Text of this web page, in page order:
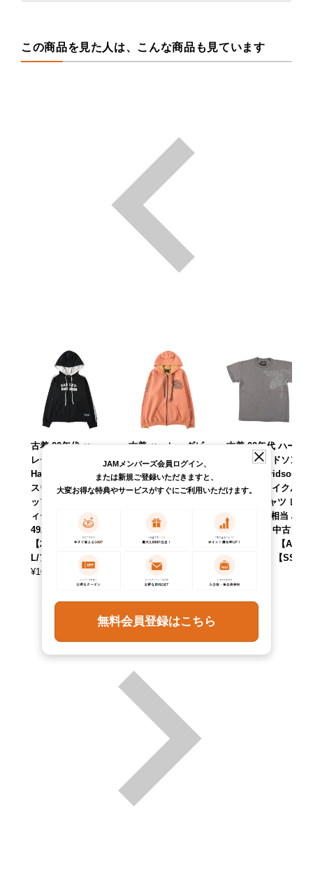
この商品を見た人は、こんな商品も見ています
古着 00年代 ハー
レーダビッドソン
Harley-Davidson
スウェットフルジ
ップパーカー レデ
ィースL相当 /eaa6
49222 【中古】
【260608】 【ADE
L/アデル】
¥10,890
古着 ハーレーダビ
ッドソン Harley-D
avidson ラインス
トーン付き スウェ
L相当 /eaa649221
【中古】 【26060
8】 【ADEL/アデ
10,890(税込)
古着 00年代 ハー
レーダビッドソン
Harley-Davidson
モーターサイクル
バイクTシャツ レ
ディースM相当 /ea
a566008 【中古】
【250712】 【ADE
L/アデル】 【SS2
606_30
¥7,590
JAMメンバーズ会員ログイン、
または新規ご登録いただきますと、
大変お得な特典やサービスがすぐにご利用いただけます。
無料会員登録はこちら